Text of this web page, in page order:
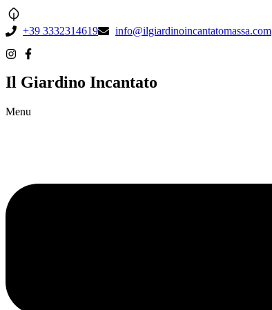
+39 3332314619 info@ilgiardinoincantatomassa.com
Il Giardino Incantato
Menu